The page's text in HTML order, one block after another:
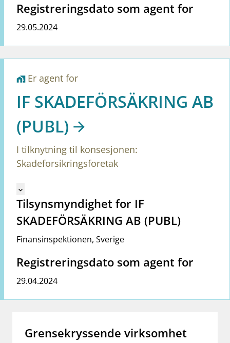
Registreringsdato som agent for
29.05.2024
home_work Er agent for
IF SKADEFÖRSÄKRING AB
(PUBL)
I tilknytning til konsesjonen:
Skadeforsikringsforetak
Mangler tekst for vreg.ShowMoreInformation (no)
keyboard_arrow_down
Tilsynsmyndighet for IF
SKADEFÖRSÄKRING AB (PUBL)
Finansinspektionen, Sverige
Registreringsdato som agent for
29.04.2024
Grensekryssende virksomhet